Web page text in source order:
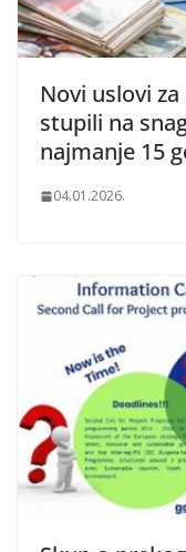
Novi uslovi
stupili na
najmanje 15
04.01.2026.